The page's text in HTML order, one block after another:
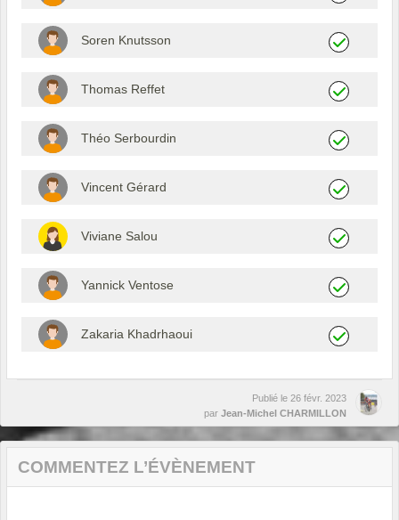
Soren Knutsson
Thomas Reffet
Théo Serbourdin
Vincent Gérard
Viviane Salou
Yannick Ventose
Zakaria Khadrhaoui
Publié le 26 févr. 2023
par Jean-Michel CHARMILLON
COMMENTEZ L’ÉVÈNEMENT